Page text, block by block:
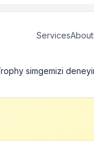
ServicesAbout
simgemizi